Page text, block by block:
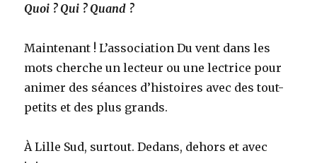
Quoi ? Qui ? Quand ?
Maintenant ! L’association Du vent dans les
mots cherche un lecteur ou une lectrice pour
animer des séances d’histoires avec des tout-
petits et des plus grands.
À Lille Sud, surtout. Dedans, dehors et avec